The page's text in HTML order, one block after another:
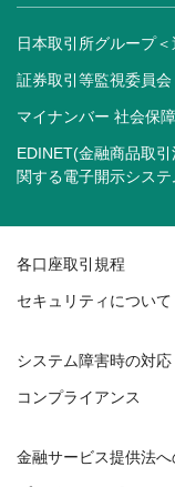
日本取引所グループ
証券取引等監視委員
マイナンバー 社会保
EDINET(金融商品取
関する電子開示システ
各口座取引規程
セキュリティについて
システム障害時の対応
コンプライアンス
金融サービス提供法